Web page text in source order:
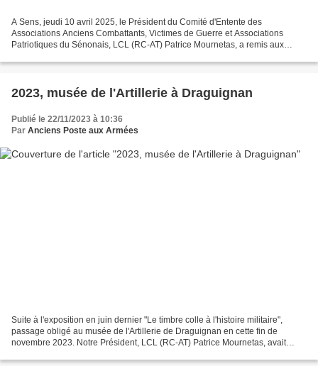
A Sens, jeudi 10 avril 2025, le Président du Comité d'Entente des
Associations Anciens Combattants, Victimes de Guerre et Associations
Patriotiques du Sénonais, LCL (RC-AT) Patrice Mournetas, a remis aux
2023, musée de l'Artillerie à Draguignan
Publié le 22/11/2023 à 10:36
Par Anciens Poste aux Armées
Suite à l'exposition en juin dernier "Le timbre colle à l'histoire militaire",
passage obligé au musée de l'Artillerie de Draguignan en cette fin de
novembre 2023. Notre Président, LCL (RC-AT) Patrice Mournetas, avait